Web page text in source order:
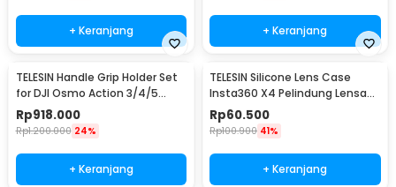
+ Keranjang + Keranjang
TELESIN Handle Grip Holder Set
for DJI Osmo Action 3/4/5
Metal Cage - S6-FMS-22-TDJ
Rp918.000
Rp1.200.000 24%
+ Keranjang
TELESIN Silicone Lens Case
Insta360 X4 Pelindung Lensa
Kamera Anti Air - S6-PTC-05-
TIS
Rp60.500
Rp100.900 41%
+ Keranjang